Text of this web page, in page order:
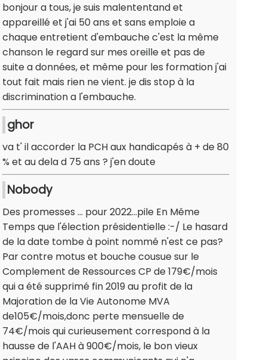
bonjour a tous, je suis malententand et
appareillé et j'ai 50 ans et sans emploie a
chaque entretient d'embauche c'est la même
chanson le regard sur mes oreille et pas de
suite a données, et même pour les formation j'ai
tout fait mais rien ne vient. je dis stop à la
discrimination a l'embauche.
ghor
va t' il accorder la PCH aux handicapés à + de 80
% et au dela d 75 ans ? j'en doute
Nobody
Des promesses ... pour 2022...pile En Même
Temps que l'élection présidentielle :-/ Le hasard
de la date tombe à point nommé n'est ce pas?
Par contre motus et bouche cousue sur le
Complement de Ressources CP de 179€/mois
qui a été supprimé fin 2019 au profit de la
Majoration de la Vie Autonome MVA
de105€/mois,donc perte mensuelle de
74€/mois qui curieusement correspond à la
hausse de l'AAH à 900€/mois, le bon vieux